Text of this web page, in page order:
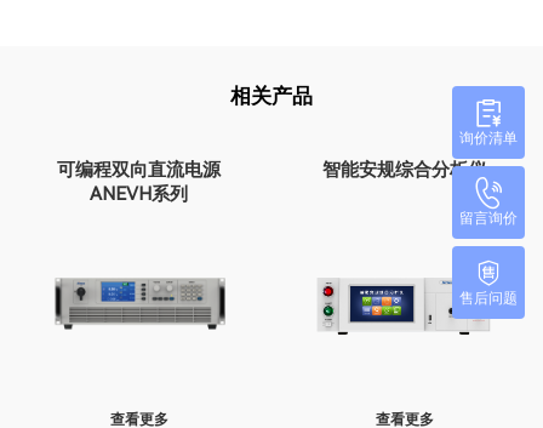
相关产品
可编程双向直流电源
ANEVH系列
查看更多
智能安规综合分析仪
查看更多
询价清单
留言询价
售后问题